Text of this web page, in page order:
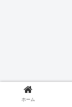
ホーム